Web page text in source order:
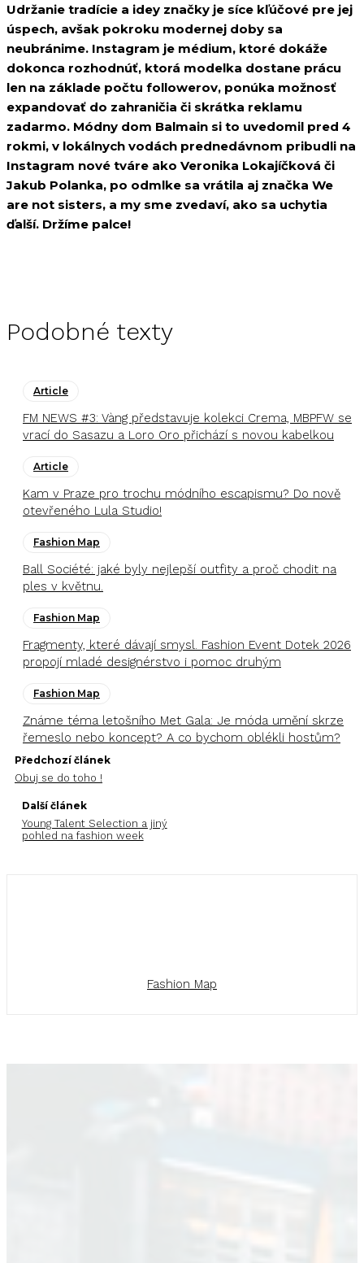
Udržanie tradície a idey značky je síce kľúčové pre jej
úspech, avšak pokroku modernej doby sa
neubránime. Instagram je médium, ktoré dokáže
dokonca rozhodnúť, ktorá modelka dostane prácu
len na základe počtu followerov, ponúka možnosť
expandovať do zahraničia či skrátka reklamu
zadarmo. Módny dom Balmain si to uvedomil pred 4
rokmi, v lokálnych vodách prednedávnom pribudli na
Instagram nové tváre ako Veronika Lokajíčková či
Jakub Polanka, po odmlke sa vrátila aj značka We
are not sisters, a my sme zvedaví, ako sa uchytia
ďalší. Držíme palce!
Podobné texty
Article
FM NEWS #3: Vàng představuje kolekci Crema, MBPFW se
vrací do Sasazu a Loro Oro přichází s novou kabelkou
Article
Kam v Praze pro trochu módního escapismu? Do nově
otevřeného Lula Studio!
Fashion Map
Ball Société: jaké byly nejlepší outfity a proč chodit na
ples v květnu.
Fashion Map
Fragmenty, které dávají smysl. Fashion Event Dotek 2026
propojí mladé designérstvo i pomoc druhým
Fashion Map
Známe téma letošního Met Gala: Je móda umění skrze
řemeslo nebo koncept? A co bychom oblékli hostům?
Předchozí článek
Obuj se do toho !
Další článek
Young Talent Selection a jiný
pohled na fashion week
Fashion Map